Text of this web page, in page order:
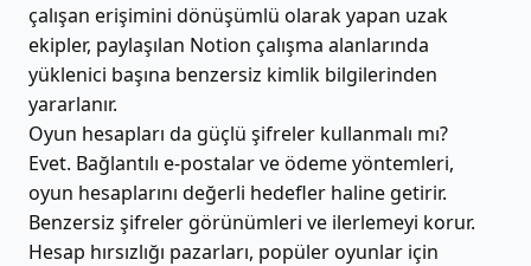
çalışan erişimini dönüşümlü olarak yapan uzak
ekipler, paylaşılan Notion çalışma alanlarında
yüklenici başına benzersiz kimlik bilgilerinden
yararlanır.
Oyun hesapları da güçlü şifreler kullanmalı mı?
Evet. Bağlantılı e-postalar ve ödeme yöntemleri,
oyun hesaplarını değerli hedefler haline getirir.
Benzersiz şifreler görünümleri ve ilerlemeyi korur.
Hesap hırsızlığı pazarları, popüler oyunlar için